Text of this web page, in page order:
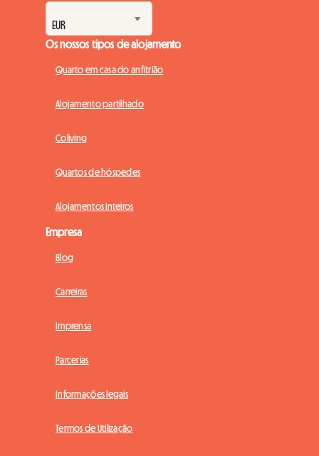
Os nossos tipos de alojamento
Quarto em casa do anfitrião
Alojamento partilhado
Coliving
Quartos de hóspedes
Alojamentos inteiros
Empresa
Blog
Carreiras
Imprensa
Parcerias
Informações legais
Termos de Utilização